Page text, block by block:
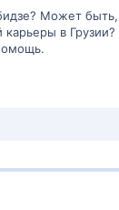
Может быть,
в Грузии?